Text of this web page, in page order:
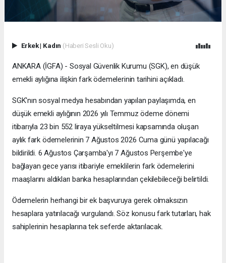
Erkek| Kadın (Haberi Sesli Oku)
ANKARA (İGFA) - Sosyal Güvenlik Kurumu (SGK), en düşük
emekli aylığına ilişkin fark ödemelerinin tarihini açıkladı.
SGK'nın sosyal medya hesabından yapılan paylaşımda, en
düşük emekli aylığının 2026 yılı Temmuz ödeme dönemi
itibarıyla 23 bin 552 liraya yükseltilmesi kapsamında oluşan
aylık fark ödemelerinin 7 Ağustos 2026 Cuma günü yapılacağı
bildirildi. 6 Ağustos Çarşamba'yı 7 Ağustos Perşembe'ye
bağlayan gece yarısı itibariyle emeklilerin fark ödemelerini
maaşlarını aldıkları banka hesaplarından çekilebileceği belirtildi.
Ödemelerin herhangi bir ek başvuruya gerek olmaksızın
hesaplara yatırılacağı vurgulandı. Söz konusu fark tutarları, hak
sahiplerinin hesaplarına tek seferde aktarılacak.